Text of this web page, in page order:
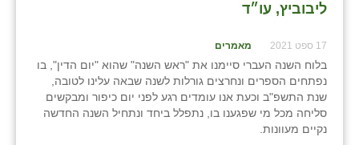
ליבוביץ, עו״ד
17 ספט 2021 מאמרים
בלוח השנה העברי סיימנו את "ראש השנה" שהוא "יום הדין", בו
נפתחים הספרים ונחרצים גורלות לשנה שבאה עלינו לטובה,
שנת התשפ"ב וכעת אנו עומדים רגע לפני יום כיפור ומבקשים
סליחה מכל מי שפגענו בו, נתפלל ביחד ונתחיל השנה החדשה
נקיים מעוונות.
דקל
זוהר
הדר עם